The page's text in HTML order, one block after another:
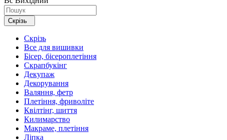
Скрізь
Скрізь
Все для вишивки
Бісер, бісероплетіння
Скрапбукінг
Декупаж
Декорування
Валяння, фетр
Плетіння, фриволіте
Квілтінг, шиття
Килимарство
Макраме, плетіння
Ліпка